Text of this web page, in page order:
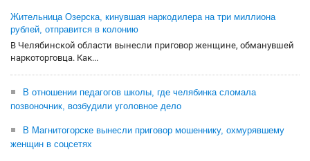
Жительница Озерска, кинувшая наркодилера на три миллиона
рублей, отправится в колонию
В Челябинской области вынесли приговор женщине, обманувшей
наркоторговца. Как...
В отношении педагогов школы, где челябинка сломала
позвоночник, возбудили уголовное дело
В Магнитогорске вынесли приговор мошеннику, охмурявшему
женщин в соцсетях